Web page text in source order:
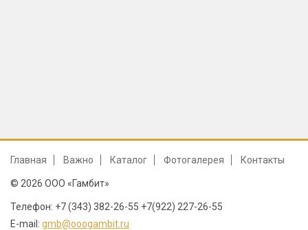
Главная Важно Каталог Фотогалерея Контакты
© 2026 ООО «Гамбит»
Телефон: +7 (343) 382-26-55 +7(922) 227-26-55
E-mail: gmb@ooogambit.ru